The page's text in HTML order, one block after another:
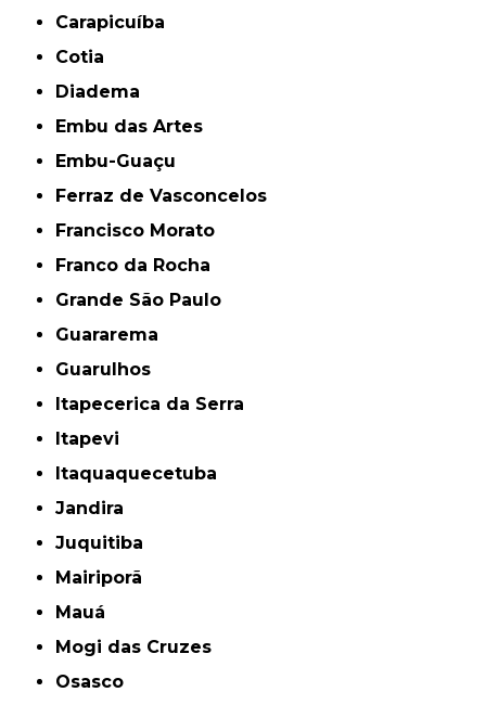
Carapicuíba
Cotia
Diadema
Embu das Artes
Embu-Guaçu
Ferraz de Vasconcelos
Francisco Morato
Franco da Rocha
Grande São Paulo
Guararema
Guarulhos
Itapecerica da Serra
Itapevi
Itaquaquecetuba
Jandira
Juquitiba
Mairiporã
Mauá
Mogi das Cruzes
Osasco